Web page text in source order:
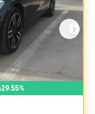
29.55%